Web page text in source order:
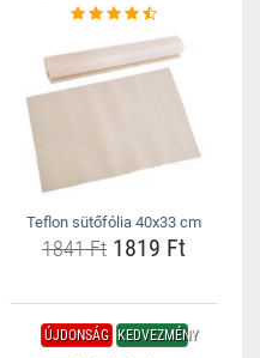
Teflon sütőfólia 40x33 cm
1841 Ft 1819 Ft
ÚJDONSÁG KEDVEZMÉNY